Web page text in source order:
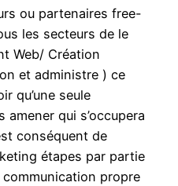
ou partenaires free-
les secteurs de le
Web/ Création
et administre ) ce
qu’une seule
qui s’occupera
conséquent de
étapes par partie
propre